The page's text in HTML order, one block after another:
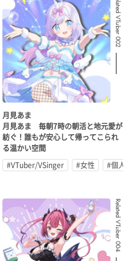
Related VTuber 002
月見あま
月見あま 毎朝7時の朝活と地元愛が
紡ぐ！誰もが安心して帰ってこられ
る温かい空間
#VTuber/VSinger
#女性 #個人勢
Related VTuber 004